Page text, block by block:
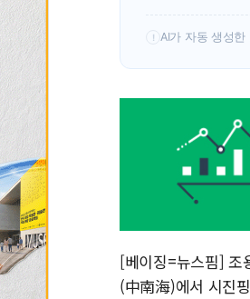
! AI가 자동 생성
[베이징=뉴스핌] 조
(中南海)에서 시진